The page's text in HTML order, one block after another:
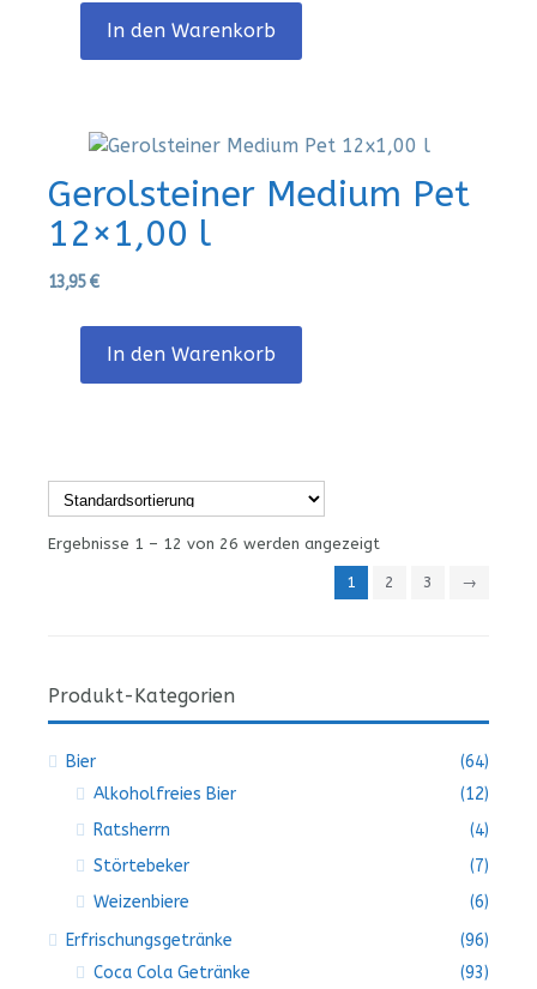
In den Warenkorb
Gerolsteiner Medium Pet
12×1,00 l
13,95€
In den Warenkorb
Ergebnisse 1 – 12 von 26 werden angezeigt
1 2 3 →
Produkt-Kategorien
Bier
(64)
Alkoholfreies Bier
(12)
Ratsherrn
(4)
Störtebeker
(7)
Weizenbiere
(6)
Erfrischungsgetränke
(96)
Coca Cola Getränke
(93)